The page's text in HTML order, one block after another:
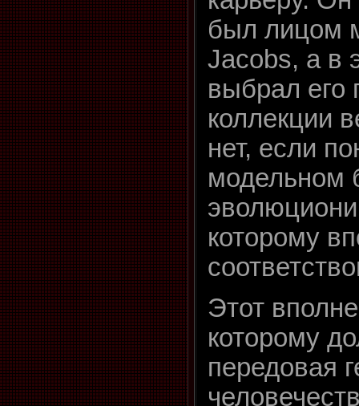
был лицом
Jacobs, а в
выбрал его
коллекции
нет, если
модельном
которому
Этот
которому
передовая